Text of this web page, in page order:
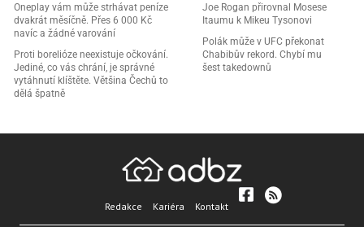
Oneplay vám může strhávat peníze
dvakrát měsíčně. Přes 6 000 Kč
navíc a žádné varování
Proti borelióze neexistuje očkování.
Jediné, co vás chrání, je správné
vytáhnutí klíštěte. Většina Čechů to
dělá špatně
Joe Rogan přirovnal Mosese
Itaumu k Mikeu Tysonovi
Polák může v UFC překonat
Chabibův rekord. Chybí mu
šest takedownů
Redakce Kariéra Kontakt